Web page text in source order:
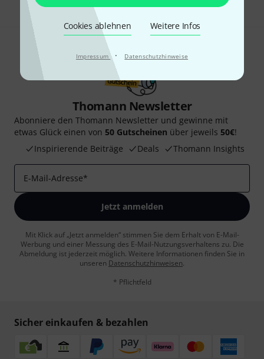
Cookies ablehnen Weitere Infos
Impressum · Datenschutzhinweise
Thomann Newsletter
Abonniere den Thomann Newsletter und gewinne mit
etwas Glück einen von 50 Gutscheinen über jeweils 50€!
Inspirierende Beiträge
Deals Thomann Insights
E-Mail-Adresse*
Jetzt anmelden
Mit Klick auf „Jetzt anmelden“ stimmen Sie dem Erhalt von E-Mail-
Werbung und einer Messung des E-Mail-Nutzungsverhaltens zu. Die
Abmeldung ist jederzeit möglich. Weitere Informationen finden Sie in
unseren Datenschutzhinweisen.
* Pflichtfeld
Sicher einkaufen & bezahlen